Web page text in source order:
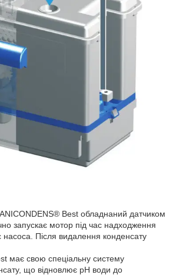
Best обладнаний датчиком
запускає мотор під час надходження
насоса. Після видалення конденсату
має свою спеціальну систему
що відновлює pH води до